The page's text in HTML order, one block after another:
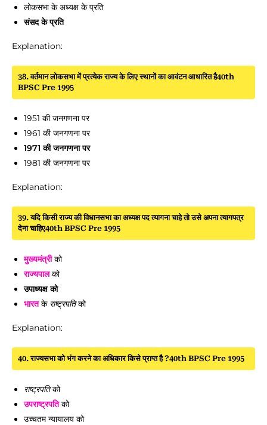
लोकसभा के अध्यक्ष के प्रति
संसद के प्रति
Explanation:
38. वर्तमान लोकसभा में प्रत्येक राज्य के लिए स्थानों का आवंटन आधारित है40th
BPSC Pre 1995
1951 की जनगणना पर
1961 की जनगणना पर
1971 की जनगणना पर
1981 की जनगणना पर
Explanation:
39. यदि किसी राज्य की विधानसभा का अध्यक्ष पद त्यागना चाहे तो उसे अपना त्यागपत्र
देना चाहिए40th BPSC Pre 1995
मुख्यमंत्रीको
राज्यपालको
उपाध्यक्ष को
भारतके राष्ट्रपतिको
Explanation:
40. राज्यसभा को भंग करने का अधिकार किसे प्राप्त है ?40th BPSC Pre 1995
राष्ट्रपतिको
उपराष्ट्रपतिको
उच्चतम न्यायालय को